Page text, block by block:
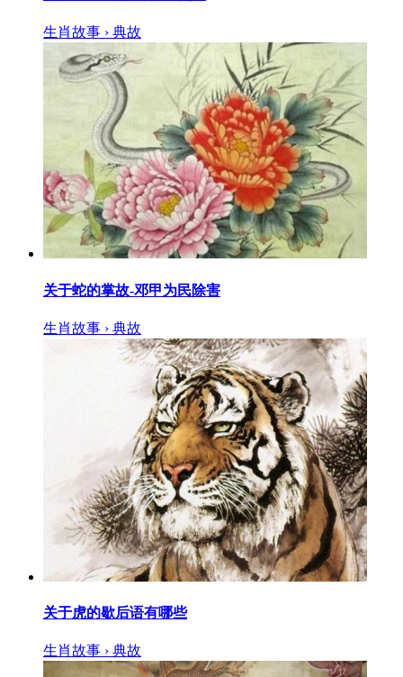
生肖故事 › 典故
关于蛇的掌故-邓甲为民除害
生肖故事 › 典故
关于虎的歇后语有哪些
生肖故事 › 典故